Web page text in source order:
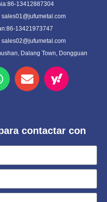
13412887304
13421973747
Dalang Town, Dongguan
contactar con